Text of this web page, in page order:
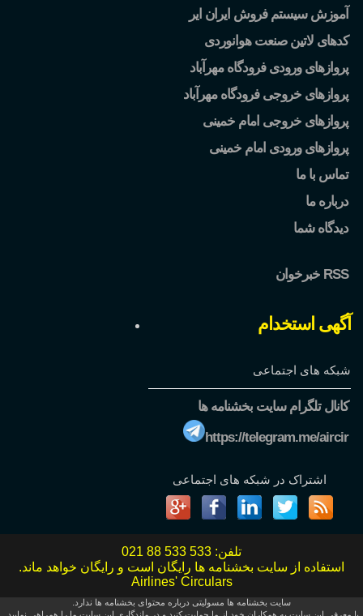
آموزش سیستم فروش ایران ایر
کدهای لاتین صنعت هوانوردی
پروازهای ورودی فرودگاه مهرآباد
پروازهای خروجی فرودگاه مهرآباد
پروازهای خروجی امام خمینی
پروازهای ورودی امام خمینی
تماس با ما
درباره ما
دیدگاه شما
خبرخوان RSS
آگهی استخدام
شبکه های اجتماعی
کانال تلگرام سایت بخشنامه ها
https://telegram.me/aircir
اشتراک در شبکه های اجتماعی
تلفن: 021 88 533 533
استفاده از سایت بخشنامه ها رایگان است و رایگان خواهد ماند.
Airlines' Circulars
سایت بخشنامه ها مسولیتی درباره محتوای بخشنامه ها ندارد.